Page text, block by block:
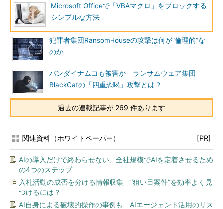
Microsoft Officeで「VBAマクロ」をブロックする
シンプルな方法
犯罪者集団RansomHouseの攻撃は何が“倫理的”な
のか
バンダイナムコも被害か ランサムウェア集団
BlackCatの「四重恐喝」攻撃とは？
過去の連載記事が 269 件あります
関連資料（ホワイトペーパー） [PR]
AIの導入だけで終わらせない、全社規模でAIを定着させるため
の4つのステップ
入札活動の成否を分ける情報収集 “狙い目案件”を効率よく見
つけるには？
AI自身による破壊的操作の事例も AIエージェント活用のリス